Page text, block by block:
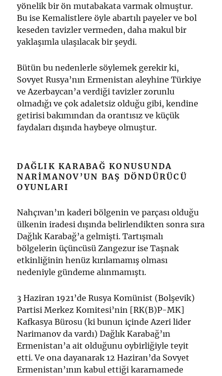
yönelik bir ön mutabakata varmak olmuştur.
Bu ise Kemalistlere öyle abartılı payeler ve bol
keseden tavizler vermeden, daha makul bir
yaklaşımla ulaşılacak bir şeydi.
Bütün bu nedenlerle söylemek gerekir ki,
Sovyet Rusya’nın Ermenistan aleyhine Türkiye
ve Azerbaycan’a verdiği tavizler zorunlu
olmadığı ve çok adaletsiz olduğu gibi, kendine
getirisi bakımından da orantısız ve küçük
faydaları dışında haybeye olmuştur.
DAĞLIK KARABAĞ KONUSUNDA
NARIMANOV’UN BAŞ DÖNDÜRÜCÜ
OYUNLARI
Nahçıvan’ın kaderi bölgenin ve parçası olduğu
ülkenin iradesi dışında belirlendikten sonra sıra
Dağlık Karabağ’a gelmişti. Tartışmalı
bölgelerin üçüncüsü Zangezur ise Taşnak
etkinliğinin henüz kırılamamış olması
nedeniyle gündeme alınmamıştı.
3 Haziran 1921’de Rusya Komünist (Bolşevik)
Partisi Merkez Komitesi’nin [RK(B)P-MK]
Kafkasya Bürosu (ki bunun içinde Azeri lider
Narimanov da vardı) Dağlık Karabağ’ın
Ermenistan’a ait olduğunu oybirliğiyle teyit
etti. Ve ona dayanarak 12 Haziran’da Sovyet
Ermenistan’ının kabul ettiği kararnamede